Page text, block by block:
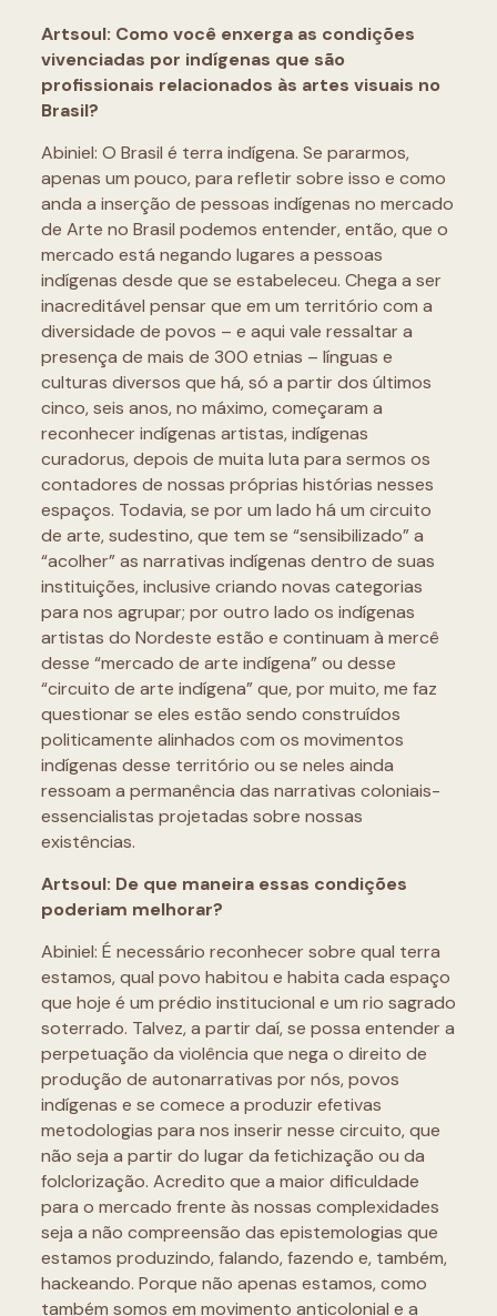
Artsoul: Como você enxerga as condições
vivenciadas por indígenas que são
profissionais relacionados às artes visuais no
Brasil?
Abiniel: O Brasil é terra indígena. Se pararmos,
apenas um pouco, para refletir sobre isso e como
anda a inserção de pessoas indígenas no mercado
de Arte no Brasil podemos entender, então, que o
mercado está negando lugares a pessoas
indígenas desde que se estabeleceu. Chega a ser
inacreditável pensar que em um território com a
diversidade de povos – e aqui vale ressaltar a
presença de mais de 300 etnias – línguas e
culturas diversos que há, só a partir dos últimos
cinco, seis anos, no máximo, começaram a
reconhecer indígenas artistas, indígenas
curadorus, depois de muita luta para sermos os
contadores de nossas próprias histórias nesses
espaços. Todavia, se por um lado há um circuito
de arte, sudestino, que tem se “sensibilizado” a
“acolher” as narrativas indígenas dentro de suas
instituições, inclusive criando novas categorias
para nos agrupar; por outro lado os indígenas
artistas do Nordeste estão e continuam à mercê
desse “mercado de arte indígena” ou desse
“circuito de arte indígena” que, por muito, me faz
questionar se eles estão sendo construídos
politicamente alinhados com os movimentos
indígenas desse território ou se neles ainda
ressoam a permanência das narrativas coloniais-
essencialistas projetadas sobre nossas
existências.
Artsoul: De que maneira essas condições
poderiam melhorar?
Abiniel: É necessário reconhecer sobre qual terra
estamos, qual povo habitou e habita cada espaço
que hoje é um prédio institucional e um rio sagrado
soterrado. Talvez, a partir daí, se possa entender a
perpetuação da violência que nega o direito de
produção de autonarrativas por nós, povos
indígenas e se comece a produzir efetivas
metodologias para nos inserir nesse circuito, que
não seja a partir do lugar da fetichização ou da
folclorização. Acredito que a maior dificuldade
para o mercado frente às nossas complexidades
seja a não compreensão das epistemologias que
estamos produzindo, falando, fazendo e, também,
hackeando. Porque não apenas estamos, como
também somos em movimento anticolonial e a